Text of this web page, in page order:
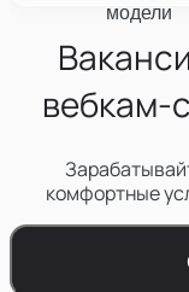
модели
вебкам-
комфортные